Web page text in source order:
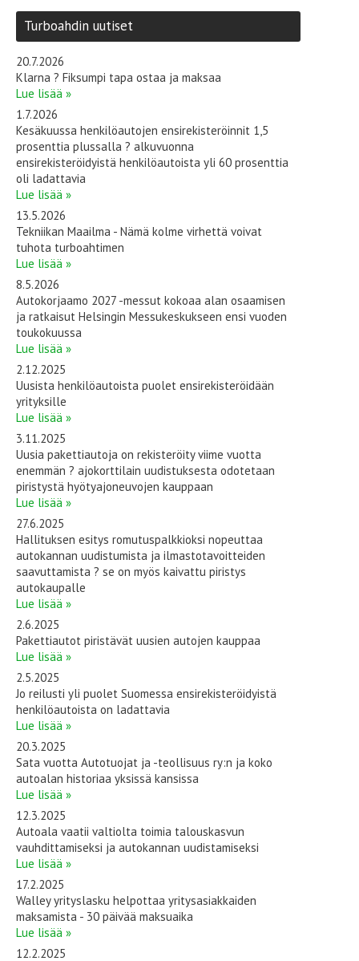
Turboahdin uutiset
20.7.2026
Klarna ? Fiksumpi tapa ostaa ja maksaa
Lue lisää »
1.7.2026
Kesäkuussa henkilöautojen ensirekisteröinnit 1,5
prosenttia plussalla ? alkuvuonna
ensirekisteröidyistä henkilöautoista yli 60 prosenttia
oli ladattavia
Lue lisää »
13.5.2026
Tekniikan Maailma - Nämä kolme virhettä voivat
tuhota turboahtimen
Lue lisää »
8.5.2026
Autokorjaamo 2027 -messut kokoaa alan osaamisen
ja ratkaisut Helsingin Messukeskukseen ensi vuoden
toukokuussa
Lue lisää »
2.12.2025
Uusista henkilöautoista puolet ensirekisteröidään
yrityksille
Lue lisää »
3.11.2025
Uusia pakettiautoja on rekisteröity viime vuotta
enemmän ? ajokorttilain uudistuksesta odotetaan
piristystä hyötyajoneuvojen kauppaan
Lue lisää »
27.6.2025
Hallituksen esitys romutuspalkkioksi nopeuttaa
autokannan uudistumista ja ilmastotavoitteiden
saavuttamista ? se on myös kaivattu piristys
autokaupalle
Lue lisää »
2.6.2025
Pakettiautot piristävät uusien autojen kauppaa
Lue lisää »
2.5.2025
Jo reilusti yli puolet Suomessa ensirekisteröidyistä
henkilöautoista on ladattavia
Lue lisää »
20.3.2025
Sata vuotta Autotuojat ja -teollisuus ry:n ja koko
autoalan historiaa yksissä kansissa
Lue lisää »
12.3.2025
Autoala vaatii valtiolta toimia talouskasvun
vauhdittamiseksi ja autokannan uudistamiseksi
Lue lisää »
17.2.2025
Walley yrityslasku helpottaa yritysasiakkaiden
maksamista - 30 päivää maksuaika
Lue lisää »
12.2.2025